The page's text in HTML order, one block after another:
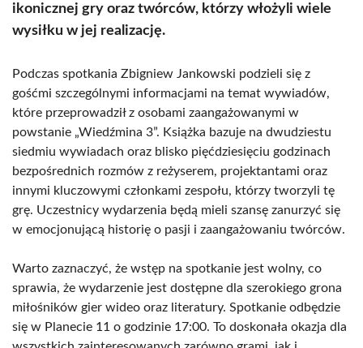
ikonicznej gry oraz twórców, którzy włożyli wiele
wysiłku w jej realizację.
Podczas spotkania Zbigniew Jankowski podzieli się z
gośćmi szczególnymi informacjami na temat wywiadów,
które przeprowadził z osobami zaangażowanymi w
powstanie „Wiedźmina 3”. Książka bazuje na dwudziestu
siedmiu wywiadach oraz blisko pięćdziesięciu godzinach
bezpośrednich rozmów z reżyserem, projektantami oraz
innymi kluczowymi członkami zespołu, którzy tworzyli tę
grę. Uczestnicy wydarzenia będą mieli szansę zanurzyć się
w emocjonującą historię o pasji i zaangażowaniu twórców.
Warto zaznaczyć, że wstęp na spotkanie jest wolny, co
sprawia, że wydarzenie jest dostępne dla szerokiego grona
miłośników gier wideo oraz literatury. Spotkanie odbędzie
się w Planecie 11 o godzinie 17:00. To doskonała okazja dla